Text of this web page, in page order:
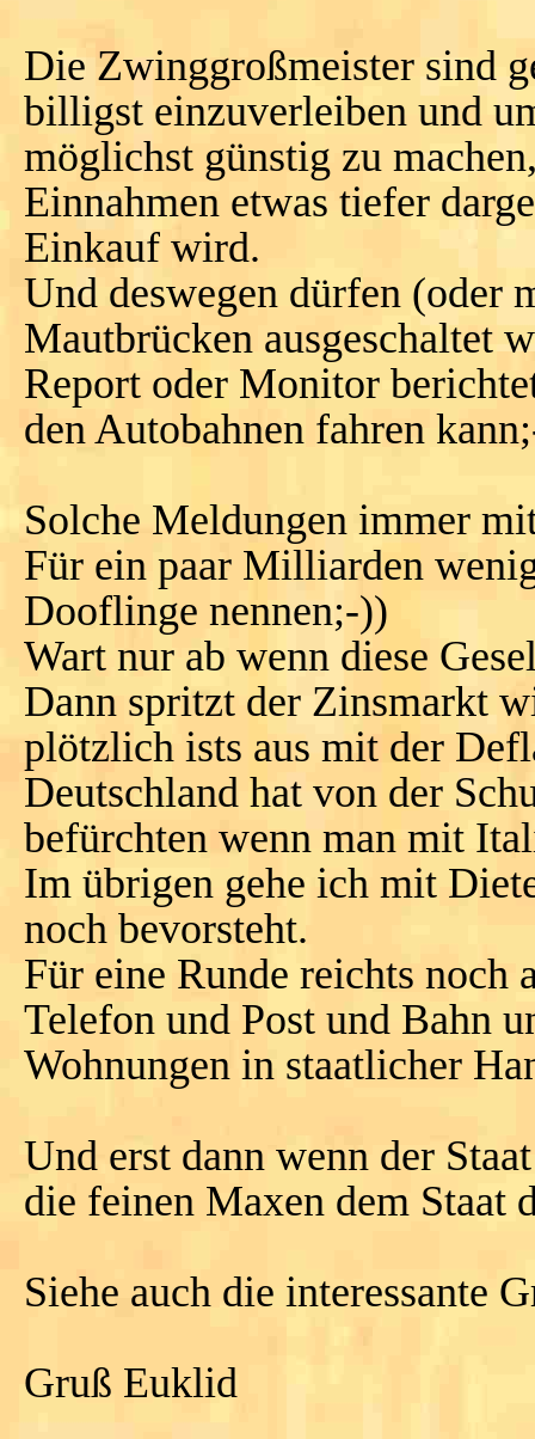
Die Zwinggroßmeister sind
billigst einzuverleiben und
möglichst günstig zu
Einnahmen etwas tiefer
Einkauf wird.
Und deswegen dürfen (oder
Mautbrücken ausgeschaltet
Report oder Monitor
den Autobahnen fahren
Solche Meldungen immer
Für ein paar Milliarden
Dooflinge nennen;-))
Wart nur ab wenn diese
Dann spritzt der Zinsmarkt
plötzlich ists aus mit der
Deutschland hat von der
befürchten wenn man mit
Im übrigen gehe ich mit
noch bevorsteht.
Für eine Runde reichts noch
Telefon und Post und Bahn
Wohnungen in staatlicher
Und erst dann wenn der
die feinen Maxen dem Staat
Siehe auch die interessante
Gruß Euklid